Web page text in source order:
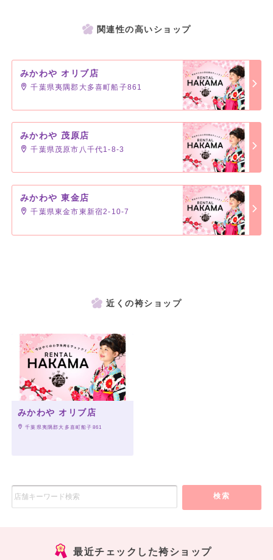
関連性の高いショップ
みかわや オリブ店
千葉県夷隅郡大多喜町船子861
みかわや 茂原店
千葉県茂原市八千代1-8-3
みかわや 東金店
千葉県東金市東新宿2-10-7
近くの袴ショップ
みかわや オリブ店
千葉県夷隅郡大多喜町船子861
検索
最近チェックした袴ショップ